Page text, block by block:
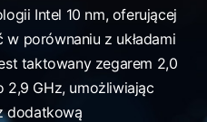
Intel 10 nm, oferującej
porównaniu z układami
taktowany zegarem 2,0
2,9 GHz, umożliwiając
dodatkową